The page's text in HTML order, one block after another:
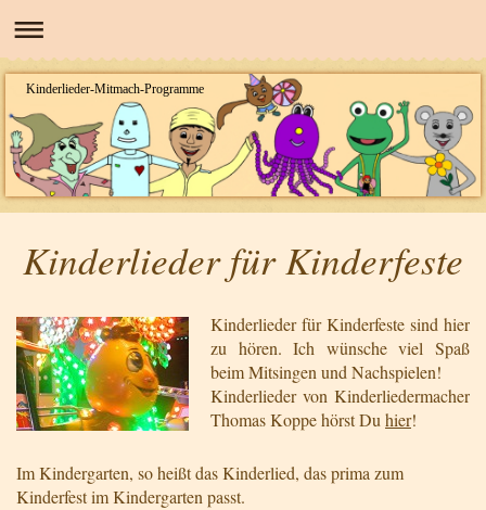
Kinderlieder-Mitmach-Programme
Kinderlieder für Kinderfeste
Kinderlieder für Kinderfeste sind hier
zu hören. Ich wünsche viel Spaß
beim Mitsingen und Nachspielen!
Kinderlieder von Kinderliedermacher
Thomas Koppe hörst Du hier!
Im Kindergarten, so heißt das Kinderlied, das prima zum
Kinderfest im Kindergarten passt.